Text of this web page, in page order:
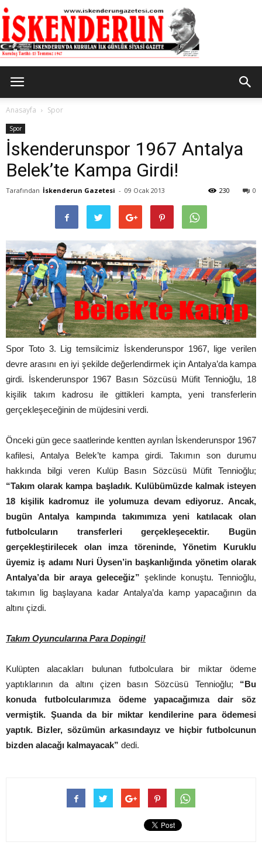
Gazetesi
Anasayfa Spor
Spor
İskenderunspor 1967 Antalya
Belek’te Kampa Girdi!
Tarafından İskenderun Gazetesi - 09 Ocak 2013 0
230
Spor Toto 3. Lig temsilcimiz İskenderunspor 1967, lige verilen
devre arasını en iyi şekilde değerlendirmek için Antalya’da kampa
girdi. İskenderunspor 1967 Basın Sözcüsü Müfit Tennioğlu, 18
kişilik takım kadrosu ile gittikleri kampta, yeni transferlerin
gerçekleşeceğinin de müjdesini verdi.
Önceki gün gece saatlerinde kentten ayrılan İskenderunspor 1967
kafilesi, Antalya Belek’te kampa girdi. Takımın son durumu
hakkında bilgi veren Kulüp Basın Sözcüsü Müfit Tennioğlu;
“Takım olarak kampa başladık. Kulübümüzde kalmak isteyen
18 kişilik kadromuz ile yolumuza devam ediyoruz. Ancak,
bugün Antalya kampında takımımıza yeni katılacak olan
futbolcuların transferleri gerçekleşecektir. Bugün
gerçekleştirilecek olan imza töreninde, Yönetim Kuruklu
üyemiz iş adamı Nuri Üysen’in başkanlığında yönetim olarak
Antalya’da bir araya geleceğiz” şeklinde konuştu. Tennioğlu,
takımın lig başlayana kadar Antalya’da kamp yapacağının da
altını çizdi.
Takım Oyuncularına Para Dopingi!
Kulüpten alacakları bulunan futbolculara bir miktar ödeme
yaptıklarının da altını çizen basın Sözcüsü Tennioğlu; “Bu
konuda futbolcularımıza ödeme yapacağımıza dair söz
vermiştik. Şuanda da bir miktar kendilerine para ödemesi
yaptık. Bizler, sözümün arkasındayız ve hiçbir futbolcunun
bizden alacağı kalmayacak” dedi.